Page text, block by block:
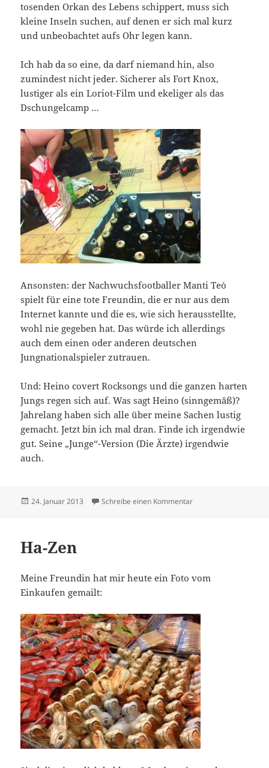
tosenden Orkan des Lebens schippert, muss sich
kleine Inseln suchen, auf denen er sich mal kurz
und unbeobachtet aufs Ohr legen kann.
Ich hab da so eine, da darf niemand hin, also
zumindest nicht jeder. Sicherer als Fort Knox,
lustiger als ein Loriot-Film und ekeliger als das
Dschungelcamp …
Ansonsten: der Nachwuchsfootballer Manti Te´o
spielt für eine tote Freundin, die er nur aus dem
Internet kannte und die es, wie sich herausstellte,
wohl nie gegeben hat. Das würde ich allerdings
auch dem einen oder anderen deutschen
Jungnationalspieler zutrauen.
Und: Heino covert Rocksongs und die ganzen harten
Jungs regen sich auf. Was sagt Heino (sinngemäß)?
Jahrelang haben sich alle über meine Sachen lustig
gemacht. Jetzt bin ich mal dran. Finde ich irgendwie
gut. Seine „Junge“-Version (Die Ärzte) irgendwie
auch.
Veröffentlicht
24. Januar 2013 Schreibe einen Kommentarzu Maennaer
Ha-Zen
Meine Freundin hat mir heute ein Foto vom
Einkaufen gemailt: